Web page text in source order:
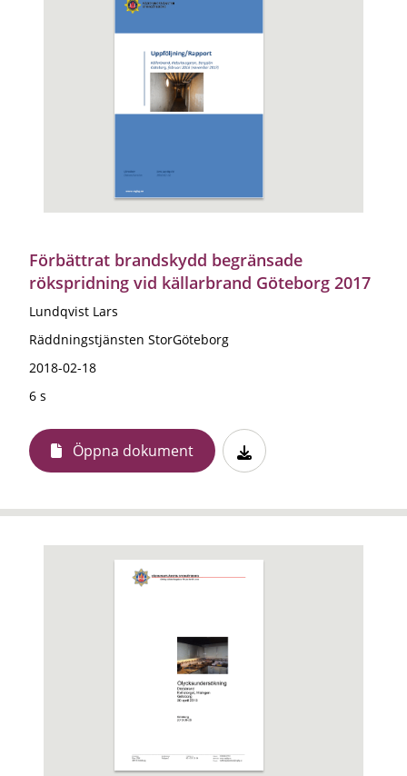
Förbättrat brandskydd begränsade
rökspridning vid källarbrand Göteborg 2017
Lundqvist Lars
Räddningstjänsten StorGöteborg
2018-02-18
6 s
Öppna dokument